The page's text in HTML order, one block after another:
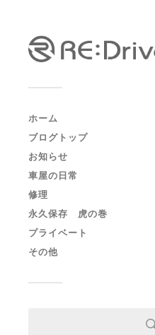
ホーム
ブログトップ
お知らせ
車屋の日常
修理
永久保存 虎の巻
プライベート
その他